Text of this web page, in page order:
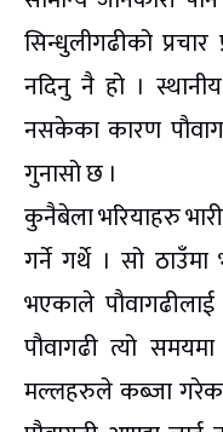
सिन्धुलीगढीको
नदिनु नै हो ।
नसकेका कारण
गुनासो छ ।
कुनैबेला भरियाहरु
गर्ने गर्थे । सो
भएकाले पौवागढीलाई
पौवागढी त्यो
मल्लहरुले कब्जा